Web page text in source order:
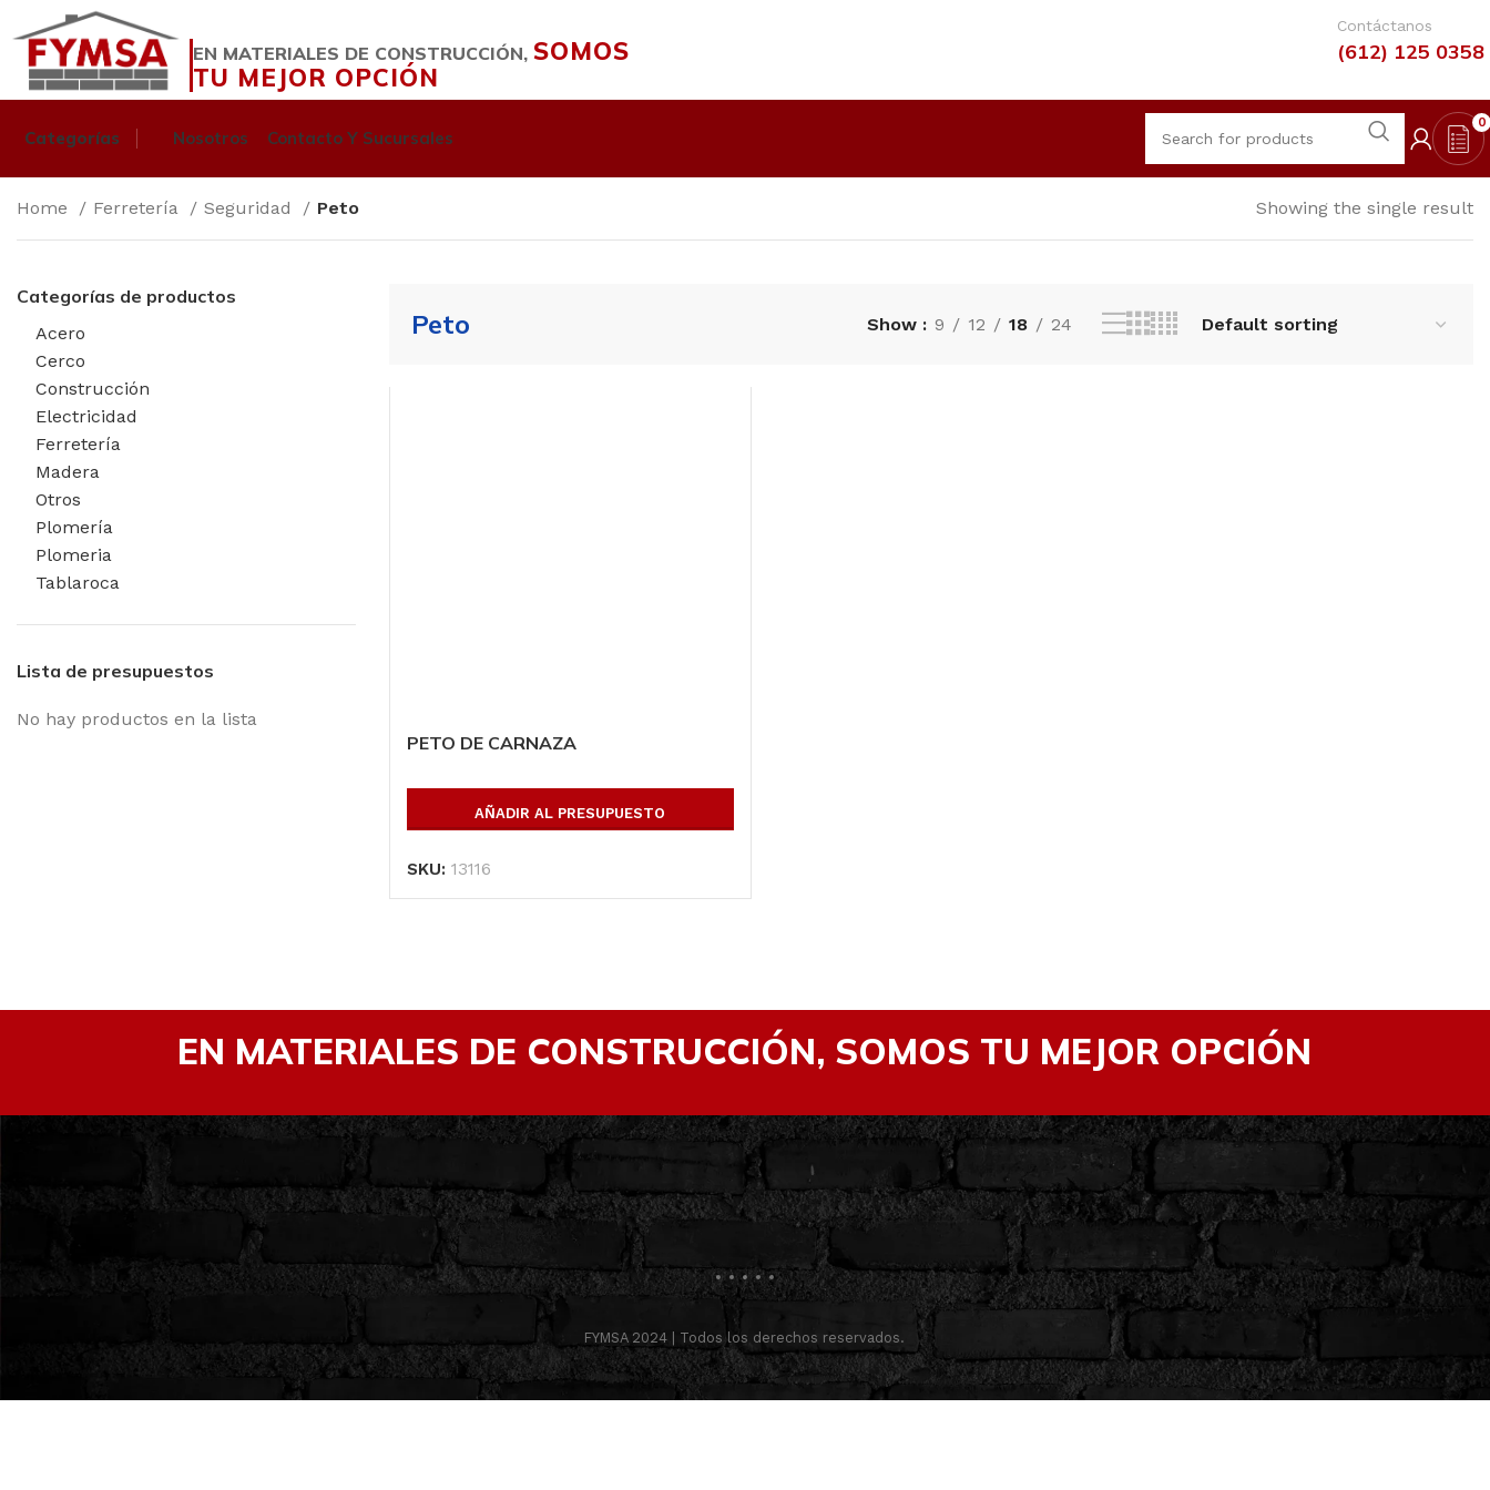
EN MATERIALES DE CONSTRUCCIÓN, SOMOS
TU MEJOR OPCIÓN
Contáctanos
(612) 125 0358
Categorías Nosotros Contacto Y Sucursales
0
Home Ferretería Seguridad Peto Showing the single result
Categorías de productos
Acero
Cerco
Construcción
Electricidad
Ferretería
Madera
Otros
Plomería
Plomeria
Tablaroca
Lista de presupuestos
No hay productos en la lista
Peto Show 9 12 18 24
PETO DE CARNAZA
AÑADIR AL PRESUPUESTO
SKU: 13116
EN MATERIALES DE CONSTRUCCIÓN, SOMOS TU MEJOR OPCIÓN
FYMSA 2024 | Todos los derechos reservados.